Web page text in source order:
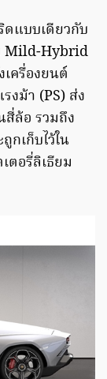
ดแบบเดียวกับ
Mild-Hybrid
ครื่องยนต์
งม้า (PS) ส่ง
ล้อ รวมถึง
กเก็บไว้ใน
ตอรี่ลิเธียม